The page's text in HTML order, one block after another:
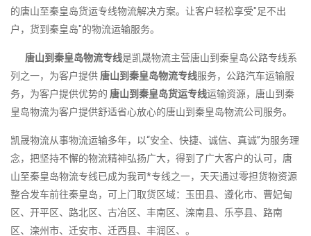
的唐山至秦皇岛货运专线物流解决方案。让客户轻松享受"足不出
户，货到秦皇岛"的物流运输服务。
唐山到秦皇岛物流专线是凯晟物流主营唐山到秦皇岛公路专线系
列之一，为客户提供 唐山到秦皇岛物流专线服务，公路汽车运输服
务，为客户提供优势的 唐山到秦皇岛货运专线运输资源，唐山到秦
皇岛物流为客户提供舒适省心放心的唐山到秦皇岛物流公司服务。
凯晟物流从事物流运输多年，以“安全、快捷、诚信、真诚”为服务理
念，把坚持不懈的物流精神弘扬广大，得到了广大客户的认可，唐
山至秦皇岛物流专线已成为我司*专线之一，天天通过零担货物资源
整合发车前往秦皇岛，可上门取货区域：玉田县、遵化市、曹妃甸
区、开平区、路北区、古冶区、丰南区、滦南县、乐亭县、路南
区、滦州市、迁安市、迁西县、丰润区、。